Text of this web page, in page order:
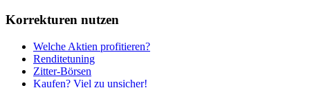
Korrekturen nutzen
Welche Aktien profitieren?
Renditetuning
Zitter-Börsen
Kaufen? Viel zu unsicher!